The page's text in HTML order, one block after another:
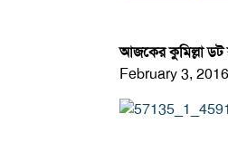
আজকের কুমিল্লা
February 3, 2016